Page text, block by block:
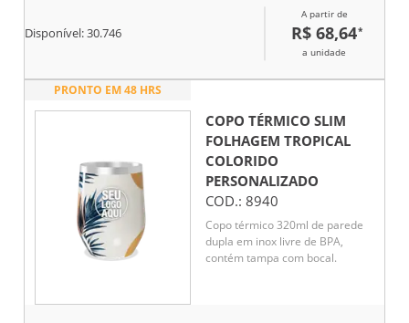
Disponível:30.746
A partir de
R$ 68,64*
a unidade
PRONTO EM 48 HRS
COPO TÉRMICO SLIM
FOLHAGEM TROPICAL
COLORIDO
PERSONALIZADO
COD.: 8940
Copo térmico 320ml de parede
dupla em inox livre de BPA,
contém tampa com bocal.